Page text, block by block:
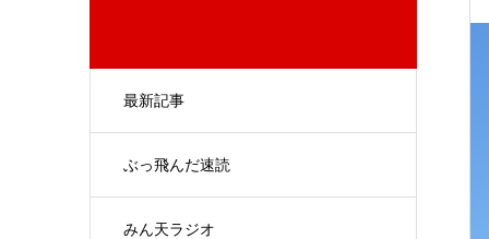
最新記事
ぶっ飛んだ速読
みん天ラジオ